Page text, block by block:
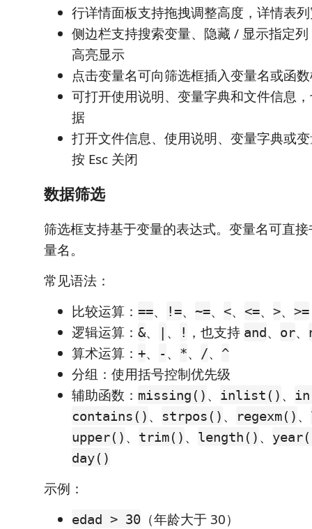
行详情面板支持拖拽调整高度，详情表
侧边栏支持搜索变量、隐藏 / 显示指定
高亮显示
点击变量名可向筛选框插入变量名或函
可打开使用说明、变量字典和文件信息
据
打开文件信息、使用说明、变量字典或
按 Esc 关闭
数据筛选
筛选框支持基于变量的表达式。变量名可直
量名。
常见语法：
比较运算： ==、 !=、 ~=、 <、 <=、 >、 >=
逻辑运算： &、 | 、 ! ，也支持 and、 or、
算术运算： +、 -、 *、 /、 ^
分组：使用括号控制优先级
辅助函数： missing() 、 inlist() 、
contains() 、 strpos() 、 regexm() 、
upper() 、 trim() 、 length() 、
day()
示例：
edad > 30 （年龄大于 30）